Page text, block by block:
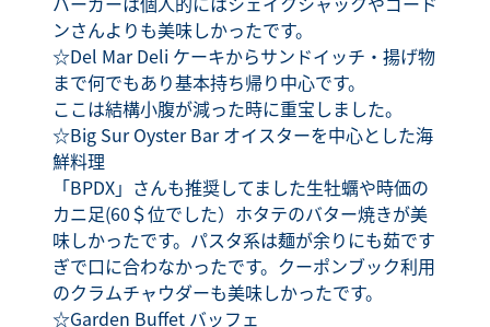
ンさんよりも美味しかったです。
☆Del Mar Deli ケーキからサンドイッチ・揚げ物
まで何でもあり基本持ち帰り中心です。
ここは結構小腹が減った時に重宝しました。
☆Big Sur Oyster Bar オイスターを中心とした海
鮮料理
「BPDX」さんも推奨してました生牡蠣や時価の
カニ足(60＄位でした）ホタテのバター焼きが美
味しかったです。パスタ系は麺が余りにも茹です
ぎで口に合わなかったです。クーポンブック利用
のクラムチャウダーも美味しかったです。
☆Garden Buffet バッフェ